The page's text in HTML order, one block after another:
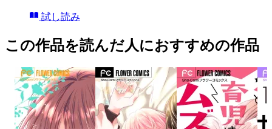
試し読み
この作品を読んだ人におすすめの作品